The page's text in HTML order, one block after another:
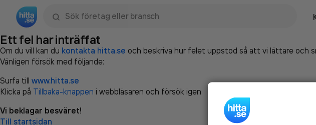
Ett fel har inträffat
Om du vill kan du kontakta hitta.se och beskriva hur felet uppstod så att vi lättare och
Vänligen försök med följande:
Surfa till www.hitta.se
Klicka på Tillbaka-knappen i webbläsaren och försök igen
Vi beklagar besväret!
Till startsidan